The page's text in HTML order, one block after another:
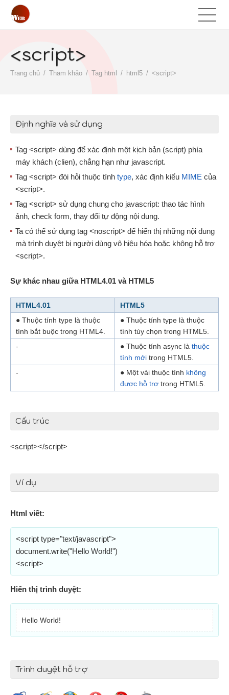
<script>
Trang chủ Tham khảo Tag html html5 <script>
Định nghĩa và sử dụng
Tag <script> dùng để xác định một kịch bản (script) phía
máy khách (clien), chẳng hạn như javascript.
Tag <script> đòi hỏi thuộc tính type, xác định kiểu MIME của
<script>.
Tag <script> sử dụng chung cho javascript: thao tác hình
ảnh, check form, thay đổi tự động nội dung.
Ta có thể sử dụng tag <noscript> để hiển thị những nội dung
mà trình duyệt bị người dùng vô hiệu hóa hoặc không hỗ trợ
<script>.
Sự khác nhau giữa HTML4.01 và HTML5
HTML4.01
HTML5
● Thuộc tính type là thuộc
tính bắt buộc trong HTML4.
● Thuộc tính type là thuộc
tính tùy chọn trong HTML5.
-
● Thuộc tính async là thuộc
tính mới trong HTML5.
-
● Một vài thuộc tính không
được hỗ trợ trong HTML5.
Cấu trúc
<script></script>
Ví dụ
Html viết:
<script type="text/javascript">
document.write("Hello World!")
<script>
Hiển thị trình duyệt:
Hello World!
Trình duyệt hỗ trợ